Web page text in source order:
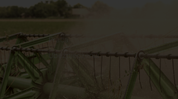
Praca
Ubezpieczenia